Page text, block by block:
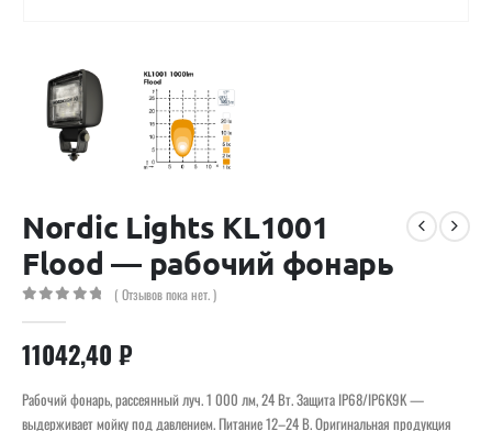
Nordic Lights KL1001
Flood — рабочий фонарь
( Отзывов пока нет. )
11042,40 ₽
Рабочий фонарь, рассеянный луч. 1 000 лм, 24 Вт. Защита IP68/IP6K9K —
выдерживает мойку под давлением. Питание 12–24 В. Оригинальная продукция